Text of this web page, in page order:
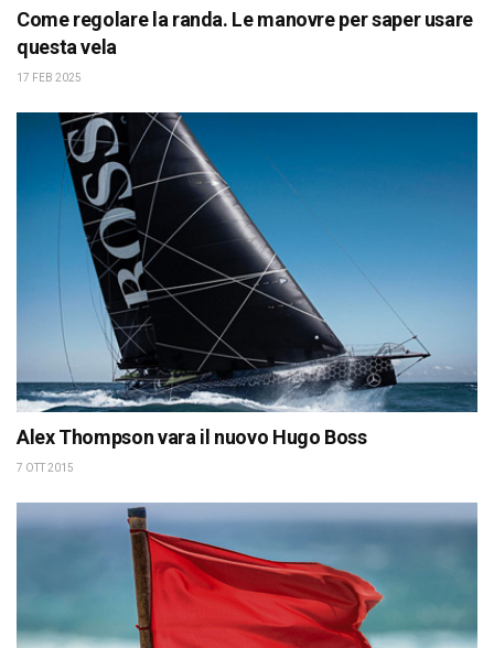
Come regolare la randa. Le manovre per saper usare
questa vela
17 FEB 2025
Alex Thompson vara il nuovo Hugo Boss
7 OTT 2015